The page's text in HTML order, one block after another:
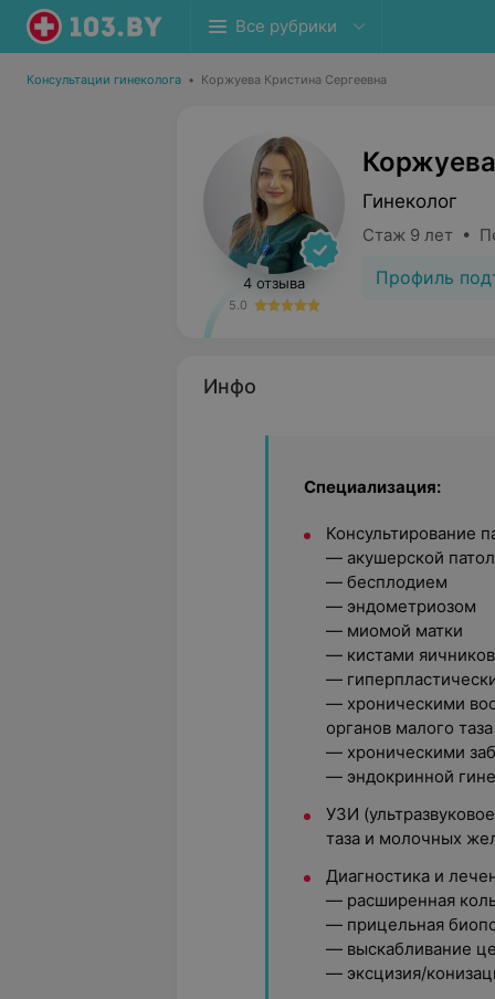
Все рубрики
Консультации гинеколога • Коржуева Кристина Сергеевна
4 отзыва
5.0
Гинеколог
Стаж 9 лет •
Профиль
Инфо
Специализация:
Консультирование
— акушерской
— бесплодием
— эндометриозом
— миомой матки
— кистами яичников
—
— хроническими
органов малого таза
— хроническими
— эндокринной
УЗИ
таза и молочных
Диагностика и
— расширенная
— прицельная
— выскабливание
— эксцизия/